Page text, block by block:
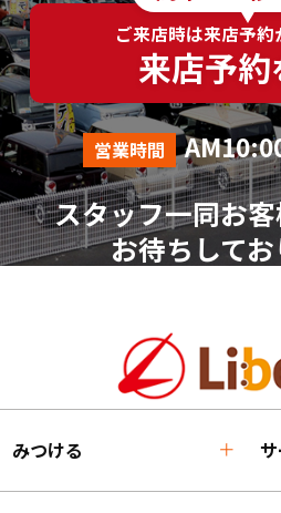
ご来店時は来店予約
来店予約
営業時間
スタッフ一同お
お待ちして
みつける